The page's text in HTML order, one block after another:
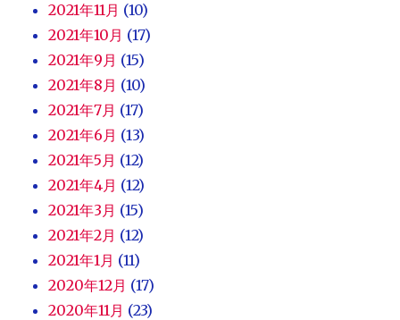
2021年11月 (10)
2021年10月 (17)
2021年9月 (15)
2021年8月 (10)
2021年7月 (17)
2021年6月 (13)
2021年5月 (12)
2021年4月 (12)
2021年3月 (15)
2021年2月 (12)
2021年1月 (11)
2020年12月 (17)
2020年11月 (23)